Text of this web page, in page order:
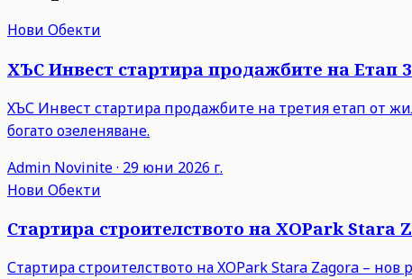
Нови Обекти
ХЪС Инвест стартира продажбите на
ХЪС Инвест стартира продажбите на третия етап от
богато озеленяване.
Admin Novinite· 29 юни 2026 г.
Нови Обекти
Стартира строителството на XOPark Stara
Стартира строителството на XOPark Stara Zagora –